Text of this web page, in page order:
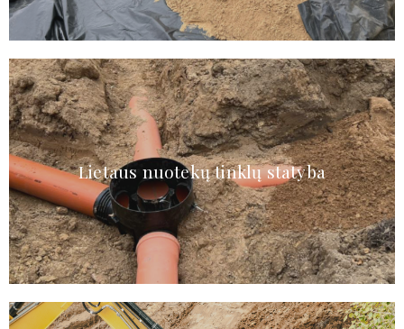
Lietaus nuotekų tinklų statyba